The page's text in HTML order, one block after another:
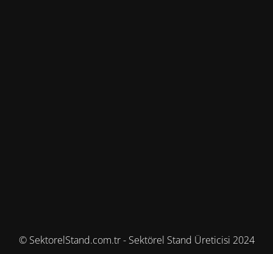
© SektorelStand.com.tr - Sektörel Stand Üreticisi 2024